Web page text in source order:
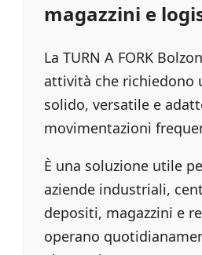
magazzini e
La TURN A FORK
attività che richiedono
solido, versatile e
movimentazioni
È una soluzione utile
aziende industriali,
depositi, magazzini e
operano